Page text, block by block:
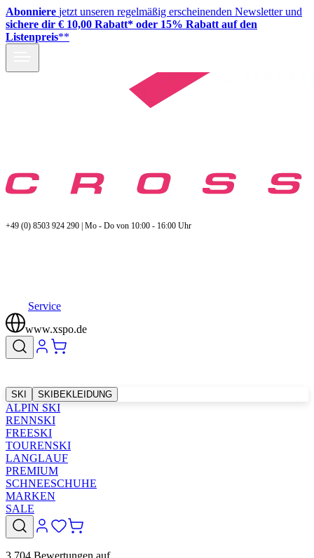
Abonniere jetzt unseren regelmäßig erscheinenden Newsletter und
sichere dir € 10,00 Rabatt* oder 15% Rabatt auf den
Listenpreis**
+49 (0) 8503 924 290 | Mo - Do von 10:00 - 16:00 Uhr
Service
www.xspo.de
SKI SKIBEKLEIDUNG
ALPIN SKI
RENNSKI
FREESKI
TOURENSKI
LANGLAUF
PREMIUM
SCHNEESCHUHE
MARKEN
SALE
3.704 Bewertungen auf